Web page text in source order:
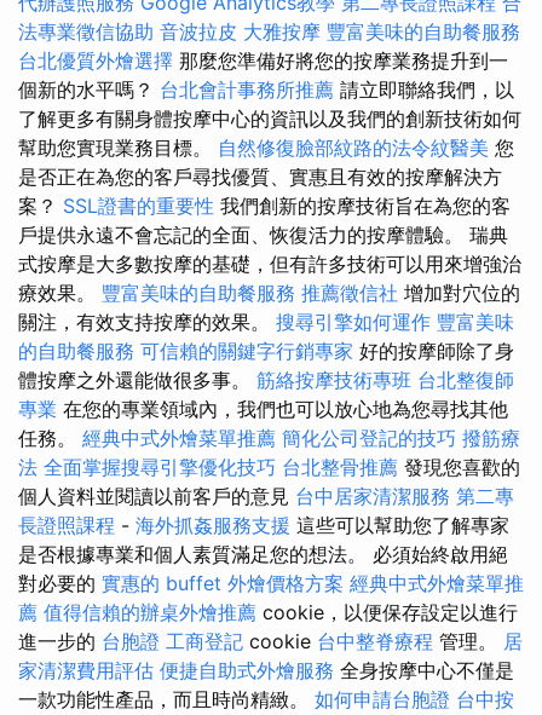
法專業徵信協助 音波拉皮 大雅按摩 豐富美味的自助餐服務
台北優質外燴選擇 那麼您準備好將您的按摩業務提升到一
個新的水平嗎？ 台北會計事務所推薦 請立即聯絡我們，以
了解更多有關身體按摩中心的資訊以及我們的創新技術如何
幫助您實現業務目標。 自然修復臉部紋路的法令紋醫美 您
是否正在為您的客戶尋找優質、實惠且有效的按摩解決方
案？ SSL證書的重要性 我們創新的按摩技術旨在為您的客
戶提供永遠不會忘記的全面、恢復活力的按摩體驗。 瑞典
式按摩是大多數按摩的基礎，但有許多技術可以用來增強治
療效果。 豐富美味的自助餐服務 推薦徵信社 增加對穴位的
關注，有效支持按摩的效果。 搜尋引擎如何運作 豐富美味
的自助餐服務 可信賴的關鍵字行銷專家 好的按摩師除了身
體按摩之外還能做很多事。 筋絡按摩技術專班 台北整復師
專業 在您的專業領域內，我們也可以放心地為您尋找其他
任務。 經典中式外燴菜單推薦 簡化公司登記的技巧 撥筋療
法 全面掌握搜尋引擎優化技巧 台北整骨推薦 發現您喜歡的
個人資料並閱讀以前客戶的意見 台中居家清潔服務 第二專
長證照課程 - 海外抓姦服務支援 這些可以幫助您了解專家
是否根據專業和個人素質滿足您的想法。 必須始終啟用絕
對必要的 實惠的 buffet 外燴價格方案 經典中式外燴菜單推
薦 值得信賴的辦桌外燴推薦 cookie，以便保存設定以進行
進一步的 台胞證 工商登記 cookie 台中整脊療程 管理。 居
家清潔費用評估 便捷自助式外燴服務 全身按摩中心不僅是
一款功能性產品，而且時尚精緻。 如何申請台胞證 台中按